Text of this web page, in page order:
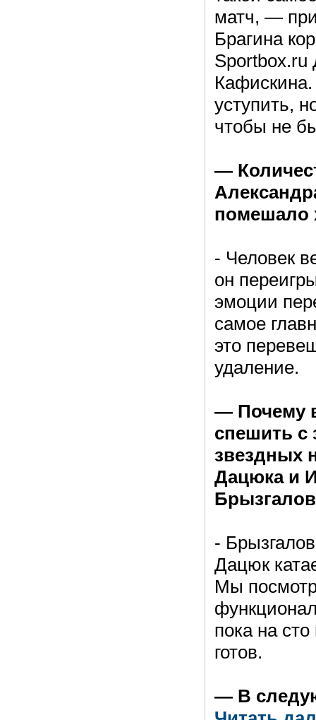
матч, —
Брагина
Sportbox.ru
уступить,
чтобы не
—
помешало
- Человек
он
эмоции
самое
это
удаление.
— Почему
спешить с
звездных
Дацюка и
-
Дацюк
Мы
пока на
готов.
— В